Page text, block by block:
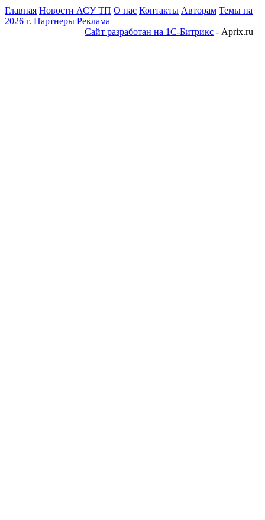
Главная Новости АСУ ТП О нас Контакты Авторам Темы на
2026 г. Партнеры Реклама
Сайт разработан на 1С-Битрикс - Aprix.ru